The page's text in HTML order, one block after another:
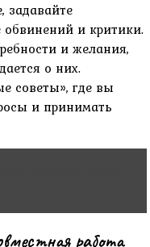
задавайте
и критики.
и желания,
о них.
советы», где вы
и принимать
работа